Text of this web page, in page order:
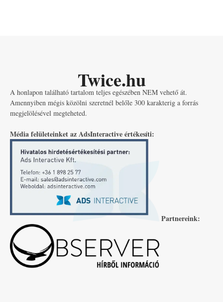
Twice.hu
A honlapon található tartalom teljes egészében NEM vehető át.
Amennyiben mégis közölni szeretnél belőle 300 karakterig a forrás
megjelölésével megteheted.
Média felületeinket az AdsInteractive értékesíti:
Partnereink: